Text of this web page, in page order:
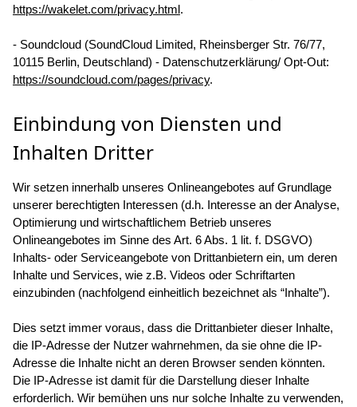
https://wakelet.com/privacy.html.
- Soundcloud (SoundCloud Limited, Rheinsberger Str. 76/77,
10115 Berlin, Deutschland) - Datenschutzerklärung/ Opt-Out:
https://soundcloud.com/pages/privacy.
Einbindung von Diensten und
Inhalten Dritter
Wir setzen innerhalb unseres Onlineangebotes auf Grundlage
unserer berechtigten Interessen (d.h. Interesse an der Analyse,
Optimierung und wirtschaftlichem Betrieb unseres
Onlineangebotes im Sinne des Art. 6 Abs. 1 lit. f. DSGVO)
Inhalts- oder Serviceangebote von Drittanbietern ein, um deren
Inhalte und Services, wie z.B. Videos oder Schriftarten
einzubinden (nachfolgend einheitlich bezeichnet als “Inhalte”).
Dies setzt immer voraus, dass die Drittanbieter dieser Inhalte,
die IP-Adresse der Nutzer wahrnehmen, da sie ohne die IP-
Adresse die Inhalte nicht an deren Browser senden könnten.
Die IP-Adresse ist damit für die Darstellung dieser Inhalte
erforderlich. Wir bemühen uns nur solche Inhalte zu verwenden,